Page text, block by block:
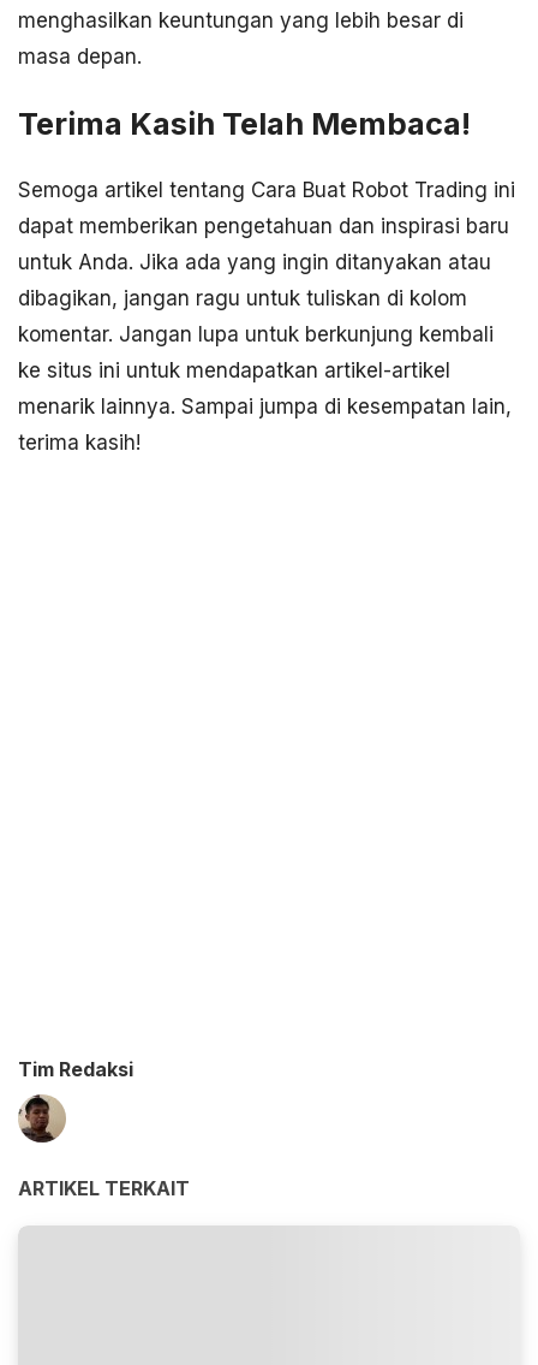
menghasilkan keuntungan yang lebih besar di
masa depan.
Terima Kasih Telah Membaca!
Semoga artikel tentang Cara Buat Robot Trading ini
dapat memberikan pengetahuan dan inspirasi baru
untuk Anda. Jika ada yang ingin ditanyakan atau
dibagikan, jangan ragu untuk tuliskan di kolom
komentar. Jangan lupa untuk berkunjung kembali
ke situs ini untuk mendapatkan artikel-artikel
menarik lainnya. Sampai jumpa di kesempatan lain,
terima kasih!
Tim Redaksi
ARTIKEL TERKAIT